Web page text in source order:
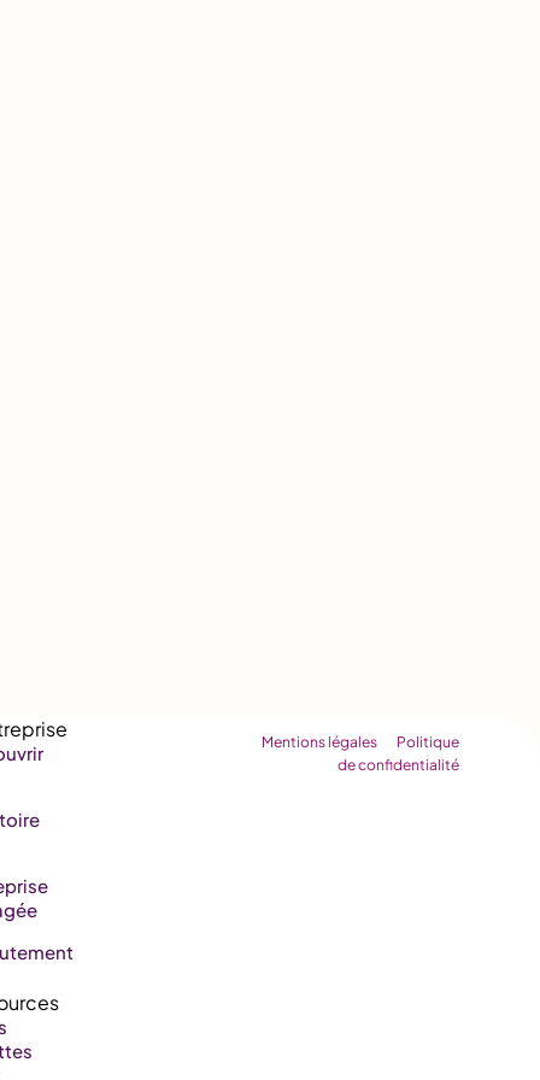
Mentions légales
Politique
de confidentialité